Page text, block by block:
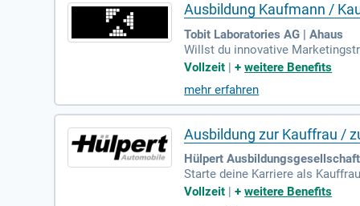
Ausbildung Kaufmann /
Tobit Laboratories AG | Ahaus
Willst du innovative
ketingkommunikation bei uns
klung bis zur Umsetzung. Sei
Chat auf https://tobit.com/
Vollzeit |+weitere Benefits
mehr erfahren
Ausbildung zur Kauffrau /
Hülpert
Starte deine Karriere als
tomobilhandelsunternehmen in
Vollzeit |+weitere Benefits